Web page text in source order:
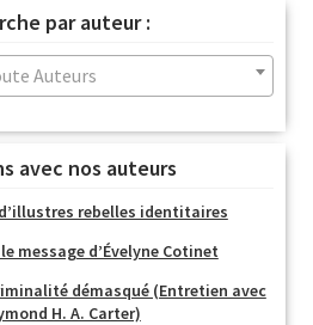
par auteur :
Auteurs
avec nos auteurs
rebelles identitaires
message d’Évelyne Cotinet
démasqué (Entretien avec
H. A. Carter)